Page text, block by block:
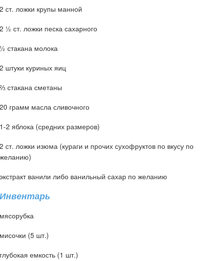
2 ст. ложки крупы манной
2 ½ ст. ложки песка сахарного
½ стакана молока
2 штуки куриных яиц
⅔ стакана сметаны
20 грамм масла сливочного
1-2 яблока (средних размеров)
2 ст. ложки изюма (кураги и прочих сухофруктов по вкусу по
желанию)
экстракт ванили либо ванильный сахар по желанию
Инвентарь
мясорубка
мисочки (5 шт.)
глубокая емкость (1 шт.)